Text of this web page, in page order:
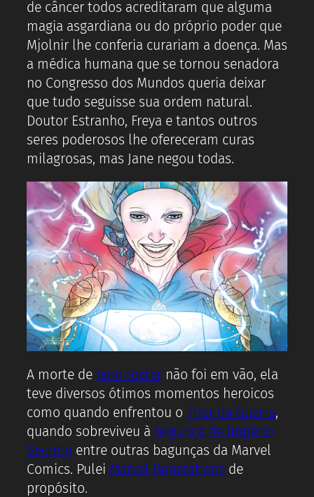
de câncer todos acreditaram que alguma
magia asgardiana ou do próprio poder que
Mjolnir lhe conferia curariam a doença. Mas
a médica humana que se tornou senadora
no Congresso dos Mundos queria deixar
que tudo seguisse sua ordem natural.
Doutor Estranho, Freya e tantos outros
seres poderosos lhe ofereceram curas
milagrosas, mas Jane negou todas.
A morte de Jane Fosternão foi em vão, ela
teve diversos ótimos momentos heroicos
como quando enfrentou o Thor da Guerra,
quando sobreviveu à bagunça de Império
Secreto entre outras bagunças da Marvel
Comics. Pulei Marvel Generations de
propósito.